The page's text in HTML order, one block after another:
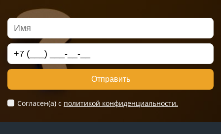
Отправить
Согласен(а) c политикой конфиденциальности.